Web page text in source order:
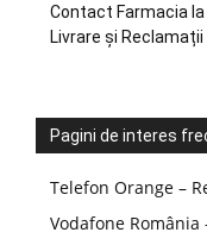
Contact Farmacia
Livrare și Reclamații
Pagini de interes
Telefon Orange –
Vodafone România